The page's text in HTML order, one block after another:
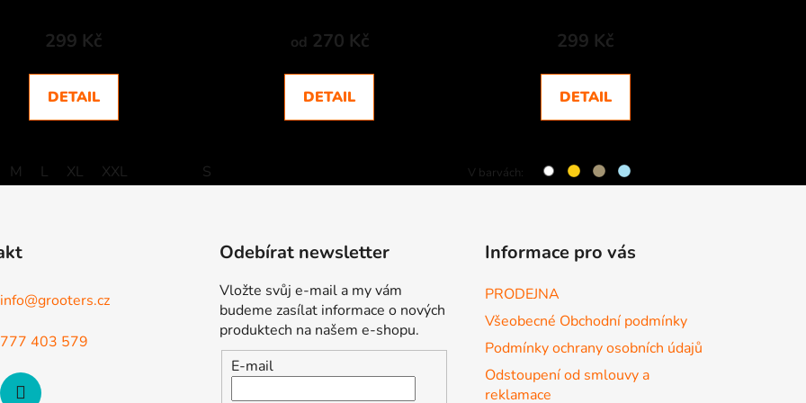
299 Kč
DETAIL
M L XL XXL
od 270 Kč
DETAIL
S
299 Kč
DETAIL
V barvách:
info@grooters.cz
777 403 579
Odebírat newsletter
Vložte svůj e-mail a my vám
budeme zasílat informace o nových
produktech na našem e-shopu.
E-mail
Informace pro vás
PRODEJNA
Všeobecné Obchodní podmínky
Podmínky ochrany osobních údajů
Odstoupení od smlouvy a
reklamace